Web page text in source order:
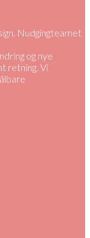
Nudgingteamet
og nye
retning. Vi